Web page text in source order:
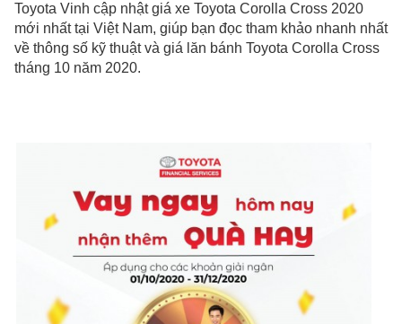
Toyota Vinh cập nhật giá xe Toyota Corolla Cross 2020
mới nhất tại Việt Nam, giúp bạn đọc tham khảo nhanh nhất
về thông số kỹ thuật và giá lăn bánh Toyota Corolla Cross
tháng 10 năm 2020.